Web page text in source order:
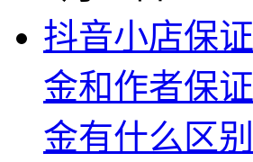
抖音小店保证
金和作者保证
金有什么区别